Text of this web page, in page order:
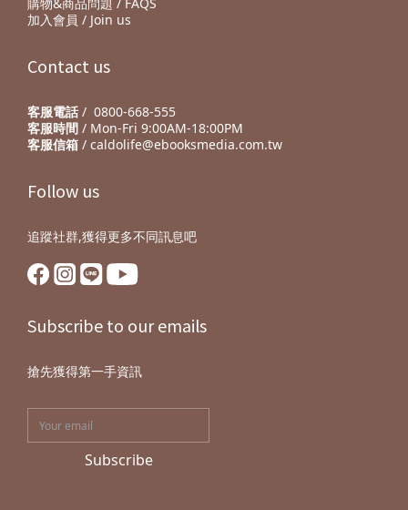
加入會員 / Join us
Contact us
客服電話 / 0800-668-555
客服時間 / Mon-Fri 9:00AM-18:00PM
客服信箱 / caldolife@ebooksmedia.com.tw
Follow us
追蹤社群,獲得更多不同訊息吧
Subscribe to our emails
搶先獲得第一手資訊
Subscribe